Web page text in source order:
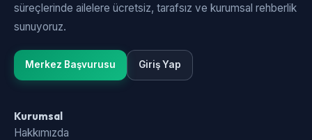
süreçlerinde ailelere ücretsiz, tarafsız ve kurumsal rehberlik
sunuyoruz.
Merkez Başvurusu Giriş Yap
Kurumsal
Hakkımızda